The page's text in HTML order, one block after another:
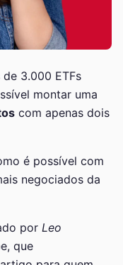
3.000 ETFs
montar uma
com apenas dois
é possível com
negociados da
por Leo
que